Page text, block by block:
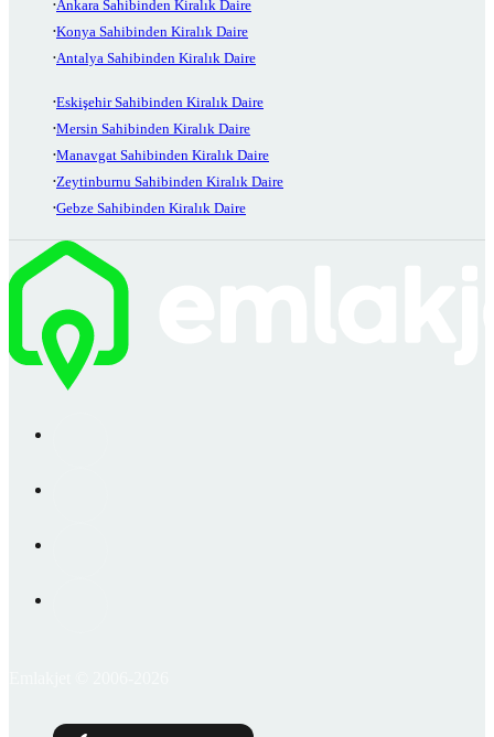
Ankara Sahibinden Kiralık Daire
Konya Sahibinden Kiralık Daire
Antalya Sahibinden Kiralık Daire
Eskişehir Sahibinden Kiralık Daire
Mersin Sahibinden Kiralık Daire
Manavgat Sahibinden Kiralık Daire
Zeytinburnu Sahibinden Kiralık Daire
Gebze Sahibinden Kiralık Daire